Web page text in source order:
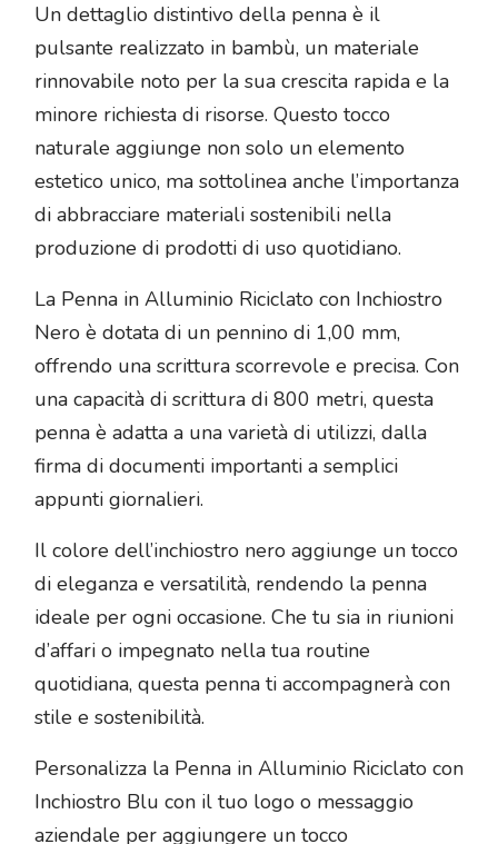
Un dettaglio distintivo della penna è il
pulsante realizzato in bambù, un materiale
rinnovabile noto per la sua crescita rapida e la
minore richiesta di risorse. Questo tocco
naturale aggiunge non solo un elemento
estetico unico, ma sottolinea anche l’importanza
di abbracciare materiali sostenibili nella
produzione di prodotti di uso quotidiano.
La Penna in Alluminio Riciclato con Inchiostro
Nero è dotata di un pennino di 1,00 mm,
offrendo una scrittura scorrevole e precisa. Con
una capacità di scrittura di 800 metri, questa
penna è adatta a una varietà di utilizzi, dalla
firma di documenti importanti a semplici
appunti giornalieri.
Il colore dell’inchiostro nero aggiunge un tocco
di eleganza e versatilità, rendendo la penna
ideale per ogni occasione. Che tu sia in riunioni
d’affari o impegnato nella tua routine
quotidiana, questa penna ti accompagnerà con
stile e sostenibilità.
Personalizza la Penna in Alluminio Riciclato con
Inchiostro Blu con il tuo logo o messaggio
aziendale per aggiungere un tocco